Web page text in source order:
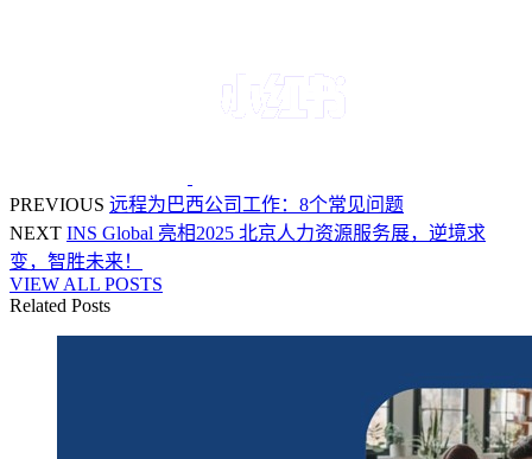
PREVIOUS 远程为巴西公司工作：8个常见问题
NEXT INS Global 亮相2025 北京人力资源服务展，逆境求
变，智胜未来！
VIEW ALL POSTS
Related Posts